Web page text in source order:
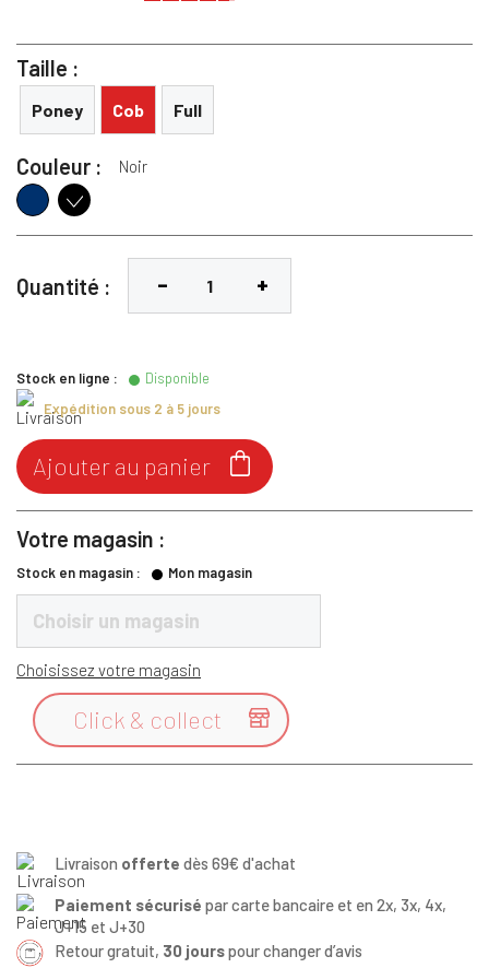
Taille :
Poney Cob Full
Couleur : Noir
Navy Noir
Quantité :
Stock en ligne :
Disponible
Expédition sous 2 à 5 jours

Ajouter au panier
Votre magasin :
Stock en magasin : Mon magasin
Choisir un magasin
Choisissez votre magasin

Click & collect
Livraison offerte dès 69€ d'achat
Paiement sécurisé par carte bancaire et en 2x, 3x, 4x,
J+15 et J+30
Retour gratuit, 30 jourspour changer d’avis